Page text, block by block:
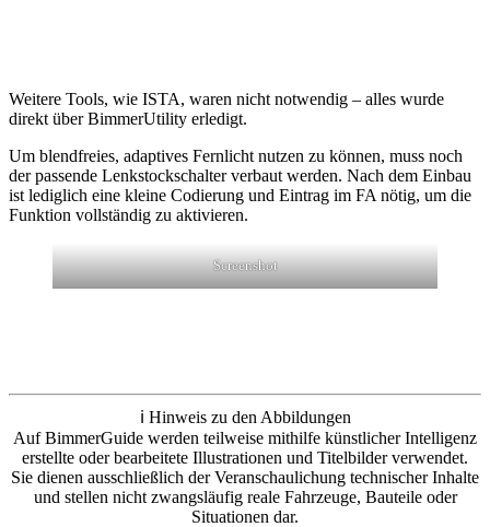
Weitere Tools, wie ISTA, waren nicht notwendig – alles wurde
direkt über BimmerUtility erledigt.
Um blendfreies, adaptives Fernlicht nutzen zu können, muss noch
der passende Lenkstockschalter verbaut werden. Nach dem Einbau
ist lediglich eine kleine Codierung und Eintrag im FA nötig, um die
Funktion vollständig zu aktivieren.
Screenshot
ℹ️ Hinweis zu den Abbildungen
Auf BimmerGuide werden teilweise mithilfe künstlicher Intelligenz
erstellte oder bearbeitete Illustrationen und Titelbilder verwendet.
Sie dienen ausschließlich der Veranschaulichung technischer Inhalte
und stellen nicht zwangsläufig reale Fahrzeuge, Bauteile oder
Situationen dar.